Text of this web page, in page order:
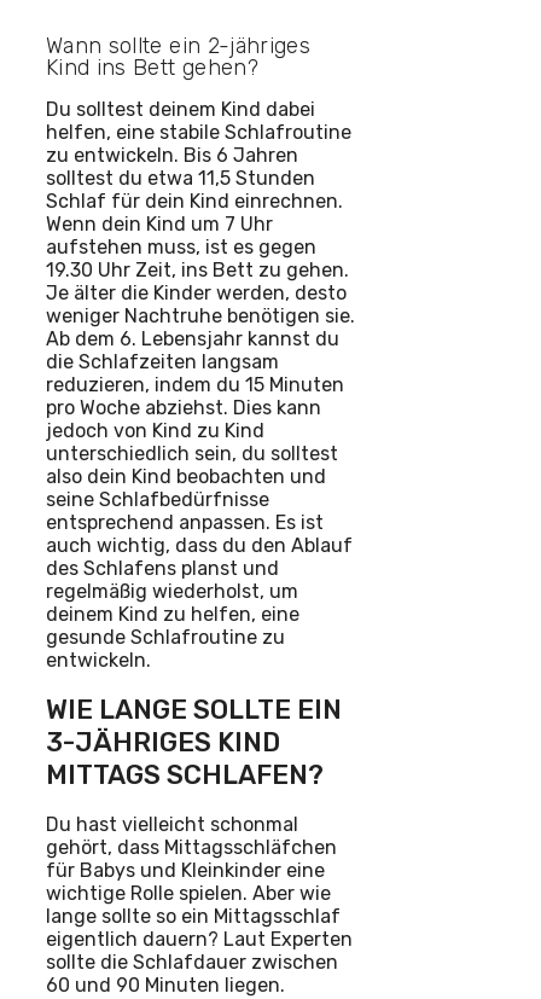
Wann sollte ein 2-jähriges
Kind ins Bett gehen?
Du solltest deinem Kind dabei
helfen, eine stabile Schlafroutine
zu entwickeln. Bis 6 Jahren
solltest du etwa 11,5 Stunden
Schlaf für dein Kind einrechnen.
Wenn dein Kind um 7 Uhr
aufstehen muss, ist es gegen
19.30 Uhr Zeit, ins Bett zu gehen.
Je älter die Kinder werden, desto
weniger Nachtruhe benötigen sie.
Ab dem 6. Lebensjahr kannst du
die Schlafzeiten langsam
reduzieren, indem du 15 Minuten
pro Woche abziehst. Dies kann
jedoch von Kind zu Kind
unterschiedlich sein, du solltest
also dein Kind beobachten und
seine Schlafbedürfnisse
entsprechend anpassen. Es ist
auch wichtig, dass du den Ablauf
des Schlafens planst und
regelmäßig wiederholst, um
deinem Kind zu helfen, eine
gesunde Schlafroutine zu
entwickeln.
WIE LANGE SOLLTE EIN
3-JÄHRIGES KIND
MITTAGS SCHLAFEN?
Du hast vielleicht schonmal
gehört, dass Mittagsschläfchen
für Babys und Kleinkinder eine
wichtige Rolle spielen. Aber wie
lange sollte so ein Mittagsschlaf
eigentlich dauern? Laut Experten
sollte die Schlafdauer zwischen
60 und 90 Minuten liegen.